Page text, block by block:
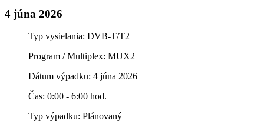
4 júna 2026
Typ vysielania: DVB-T/T2
Program / Multiplex: MUX2
Dátum výpadku: 4 júna 2026
Čas: 0:00 - 6:00 hod.
Typ výpadku: Plánovaný